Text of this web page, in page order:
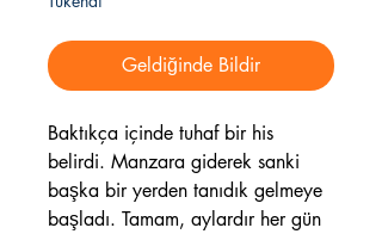
Geldiğinde Bildir
Baktıkça içinde tuhaf bir his
belirdi. Manzara giderek sanki
başka bir yerden tanıdık gelmeye
başladı. Tamam, aylardır her gün